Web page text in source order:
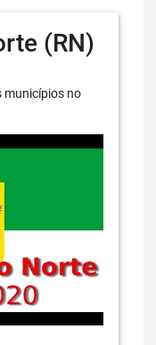
(RN)
municípios no